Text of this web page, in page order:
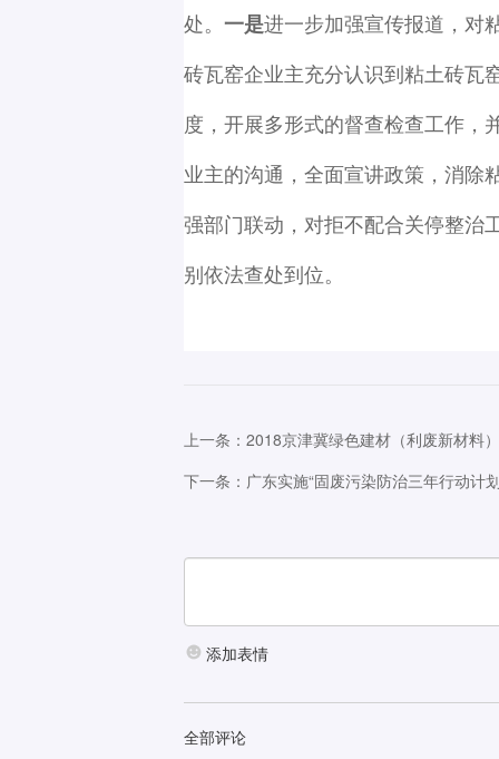
处。 一是进一步加强宣传报道，对
砖瓦窑企业主充分认识到粘土砖瓦
度，开展多形式的督查检查工作，
业主的沟通，全面宣讲政策，消除
强部门联动，对拒不配合关停整治
别依法查处到位。
上一条：2018京津冀绿色建材（利废新材料
下一条：广东实施“固废污染防治三年行动计
添加表情
全部评论